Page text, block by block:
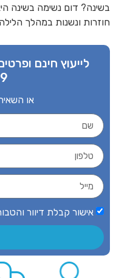
דום נשימה בשינה
ונשנות במהלך הלילה.
לייעוץ חינם ופרטים
או השאירו
אישור קבלת דיוור והטבות